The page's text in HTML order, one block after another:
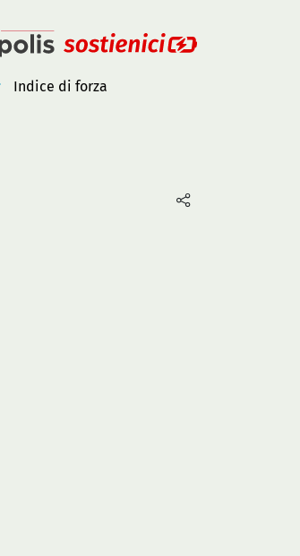
Indice di forza